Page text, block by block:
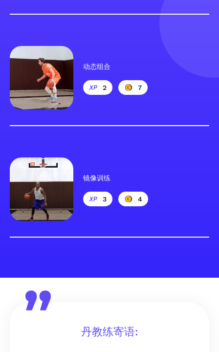
动态组合
2 7
镜像训练
3 4
丹教练寄语: